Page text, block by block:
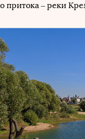
притока – реки